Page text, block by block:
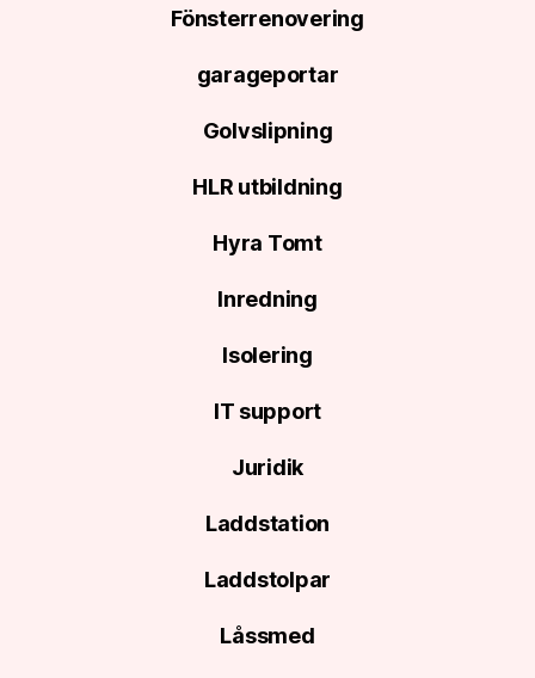
Fönsterrenovering
garageportar
Golvslipning
HLR utbildning
Hyra Tomt
Inredning
Isolering
IT support
Juridik
Laddstation
Laddstolpar
Låssmed